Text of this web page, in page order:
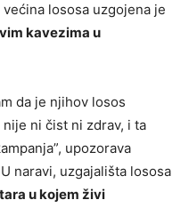
lososa uzgojena je
kavezima u
da je njihov losos
ni čist ni zdrav, i ta
upozorava
U naravi, uzgajališta lososa
u kojem živi